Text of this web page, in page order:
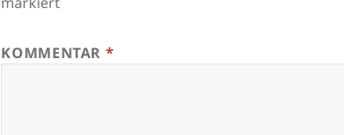
KOMMENTAR *